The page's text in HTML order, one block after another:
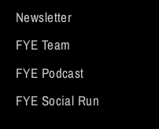
Newsletter
FYE Team
FYE Podcast
FYE Social Run